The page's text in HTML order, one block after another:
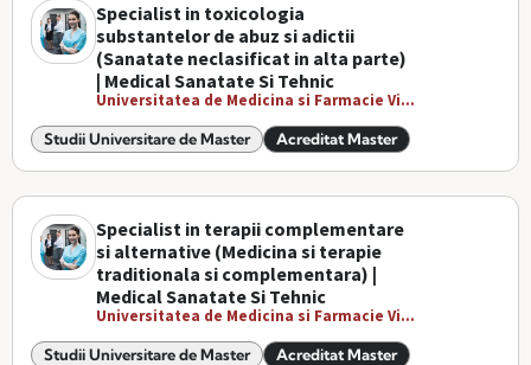
Specialist in toxicologia
substantelor de abuz si adictii
(Sanatate neclasificat in alta parte)
| Medical Sanatate Si Tehnic
Universitatea de Medicina si Farmacie Vi...
Studii Universitare de Master Acreditat Master
Specialist in terapii complementare
si alternative (Medicina si terapie
traditionala si complementara) |
Medical Sanatate Si Tehnic
Universitatea de Medicina si Farmacie Vi...
Studii Universitare de Master Acreditat Master